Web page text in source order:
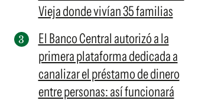
Vieja donde vivían 35 familias
El Banco Central autorizó a la
primera plataforma dedicada a
canalizar el préstamo de dinero
entre personas: así funcionará